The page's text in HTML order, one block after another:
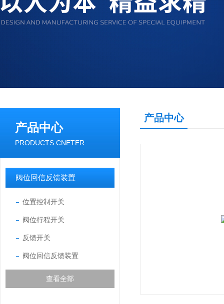
产品中心
PRODUCTS CNETER
阀位回信反馈装置
位置控制开关
阀位行程开关
反馈开关
阀位回信反馈装置
查看全部
产品中心